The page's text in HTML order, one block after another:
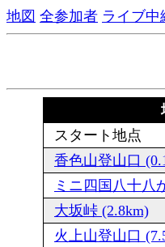
地図 全参加者 ライブ
スタート地点
香色山登山口
ミニ四国八十八
大坂峠 (2.8km)
火上山登山口